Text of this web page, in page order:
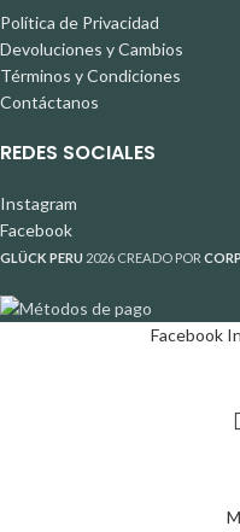
Política de Privacidad
Devoluciones y Cambios
Términos y Condiciones
Contáctanos
REDES SOCIALES
Instagram
Facebook
GLÜCK PERU 2026 CREADO POR
Facebook